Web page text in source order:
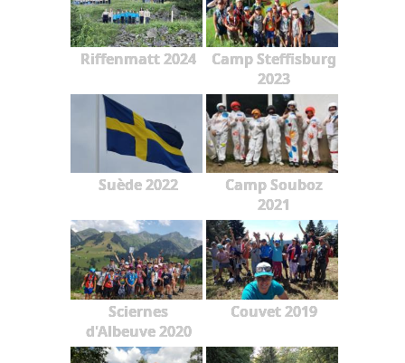
Riffenmatt 2024
Camp Steffisburg
2023
Suède 2022
Camp Souboz
2021
Sciernes
d'Albeuve 2020
Couvet 2019